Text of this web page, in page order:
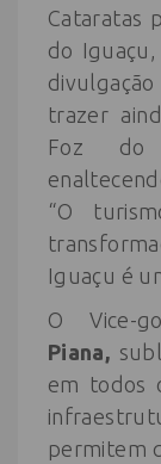
Cataratas
do
trazer
Foz do
“O
Iguaçu é
O Vice-
Piana,
em todos
permitem